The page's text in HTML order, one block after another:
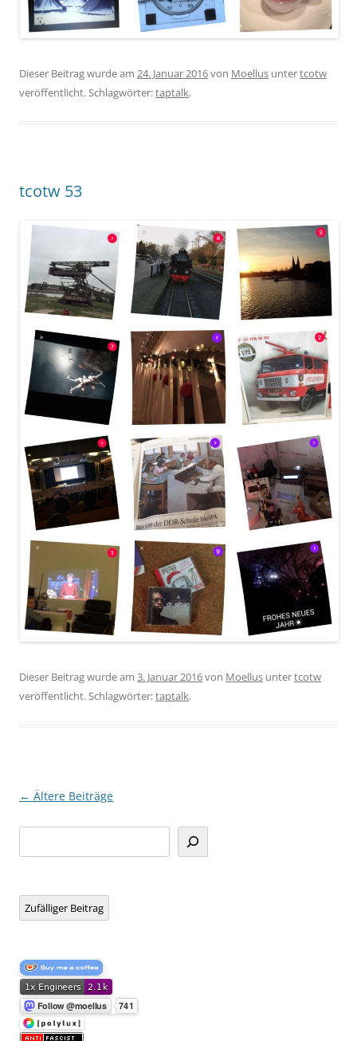
Dieser Beitrag wurde am 24. Januar 2016von Moellus untertcotw
veröffentlicht. Schlagwörter:taptalk.
tcotw 53
Dieser Beitrag wurde am 3. Januar 2016von Moellus untertcotw
veröffentlicht. Schlagwörter:taptalk.
Beitragsnavigation
← Ältere Beiträge
Zufälliger Beitrag